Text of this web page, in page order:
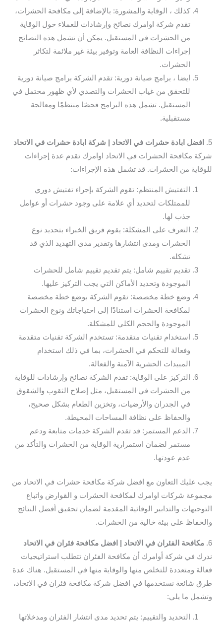
كذلك ، الوقاية والمشورة: بالإضافة إلى مكافحة الحشرات،
تقدم شركة اوامرك نصائح وإرشادات للعملاء حول الوقاية
من الحشرات في المستقبل. يمكن أن تشمل هذه النصائح
إجراءات النظافة العامة وتوفير بيئة غير ملائمة لتكاثر
الحشرات.
ايضا ، برامج صيانة دورية: تقدم الشركة برامج صيانة دورية
للتحقق من غياب الحشرات والتصدي لأي ظهور محتمل في
المستقبل. تشمل هذه البرامج فحصًا منتظمًا ومعالجة
مستقبلية.
5.
افضل ابادة حشرات في الاتحاد | شركة ابادة حشرات في الاتحاد
شركة مكافحة الحشرات في الاتحاد اوامرك تقدم عدة إجراءات
للوقاية من الحشرات. قد تشمل هذه الإجراءات:
التفتيش المنتظم: تقوم الشركة بإجراء تفتيش دوري
للممتلكات لتحديد أي علامة على وجود حشرات أو عوامل
جذب لها.
التعرف على المشكلة: يقوم فريق الخبراء بتحديد نوع
الحشرات ومدى انتشارها وتقدير مدى التهديد الذي قد
تشكله.
تقديم تقييم شامل: يتم تقديم تقييم شامل للحشرات
الموجودة وتحديد الأماكن التي يجب التركيز عليها.
وضع خطة مخصصة: تقوم الشركة بوضع خطة مخصصة
لمكافحة الحشرات استنادًا إلى احتياجاتك ونوع الحشرات
الموجودة والحجم الكلي للمشكلة.
استخدام تقنيات متقدمة: تستخدم الشركة تقنيات متقدمة
وفعالة للتحكم في الحشرات، بما في ذلك استخدام
المبيدات الحشرية الآمنة والفعالة.
التركيز على الوقاية: تقدم الشركة نصائح وإرشادات للوقاية
من الحشرات في المستقبل، مثل إصلاح الثقوب والشقوق
في الجدران والأرضيات، وتخزين الطعام بشكل صحيح،
والحفاظ على نظافة المساحات المحيطة.
الدعم المستمر: قد تقدم الشركة خدمات متابعة ودعم
مستمر لضمان استمرارية الوقاية من الحشرات والتأكد من
عدم عودتها.
يجب عليك التعاون مع افضل شركة مكافحة حشرات في الاتحاد من
مجموعة شركات اوامرك لمكافحة الحشرات و القوارض واتباع
التوجيهات والتدابير الوقائية المقدمة لضمان تحقيق أفضل النتائج
والحفاظ على بيئة خالية من الحشرات.
6. مكافحة الفئران في الاتحاد | افضل مكافحة فئران في الاتحاد
ندرك في شركة أوامرك أن مكافحة الفئران تتطلب استراتيجيات
فعالة ومتعددة للتخلص منها والوقاية منها في المستقبل. هناك عدة
طرق شائعة نستخدمها في افضل شركة مكافحة فئران في الاتحاد،
وتشمل ما يلي:
التحديد والتقييم: يتم تحديد مدى انتشار الفئران ومدخلاتها